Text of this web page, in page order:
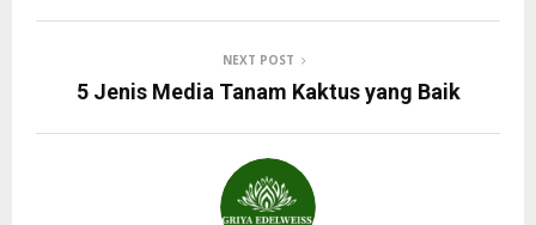
NEXT POST
5 Jenis Media Tanam Kaktus yang Baik